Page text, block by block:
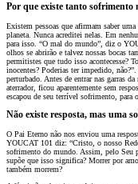
Por que existe tanto sofrimento
Existem pessoas que afirmam saber
planeta. Nunca acreditei nelas. Em
para isso. “O mal do mundo”, diz o
olhos se abrirão e talvez nossas bocas
permitistes que tudo isso acontecesse?
inocentes? Poderias ter impedido,
perturbado. Antes de entrar nas garras
aterrador, ficou aparentemente sem
escapou de seu terrível sofrimento, para
Não existe resposta, mas uma
O Pai Eterno não nos enviou uma
YOUCAT 101 diz: “Cristo, o nosso
sofrimento do mundo. Assim, pelo Seu
supõe que isso significa? Morrer por
também morrem?